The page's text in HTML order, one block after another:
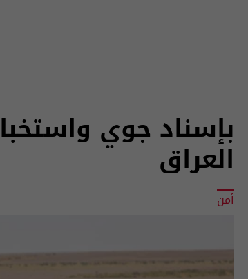
بإسناد جوي
العراق
أمن